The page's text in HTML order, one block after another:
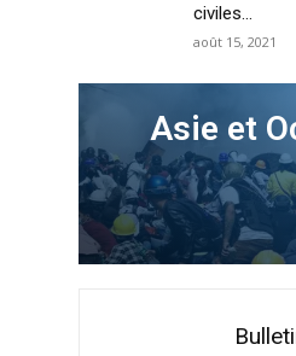
civiles...
août 15, 2021
Asie et